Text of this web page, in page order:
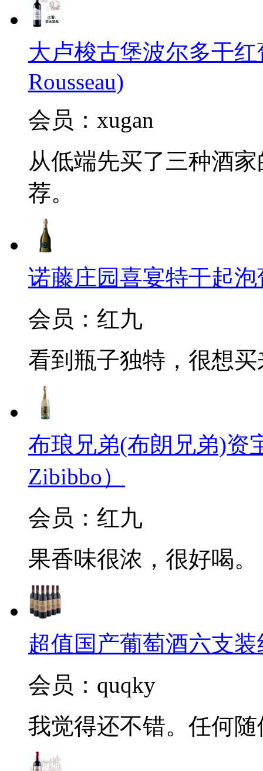
大卢梭古堡波尔多干红
Rousseau)
会员：xugan
从低端先买了三种酒
荐。
诺藤庄园喜宴特干起泡
会员：红九
看到瓶子独特，很想
布琅兄弟(布朗兄弟)资
Zibibbo）
会员：红九
果香味很浓，很好喝。
超值国产葡萄酒六支装
会员：quqky
我觉得还不错。任何